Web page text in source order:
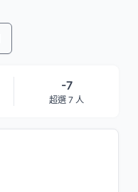
-7
超選 7 人